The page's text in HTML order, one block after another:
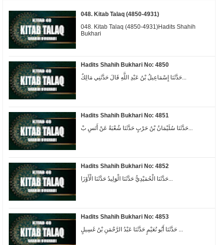
048. Kitab Talaq (4850-4931)
048. Kitab Talaq (4850-4931)Hadits Shahih
Bukhari
Hadits Shahih Bukhari No: 4850
حَدَّثَنَا إِسْمَاعِيلُ بْنُ عَبْدِ اللَّهِ قَالَ حَدَّثَنِي مَالِكٌ...
Hadits Shahih Bukhari No: 4851
حَدَّثَنَا سُلَيْمَانُ بْنُ حَرْبٍ حَدَّثَنَا شُعْبَةُ عَنْ أَنَسِ بْ...
Hadits Shahih Bukhari No: 4852
Hadits Shahih Bukhari No: 4853